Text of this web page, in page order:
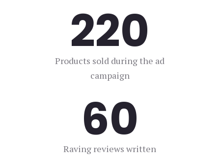
617
Products sold during the ad
campaign
327
Raving reviews written